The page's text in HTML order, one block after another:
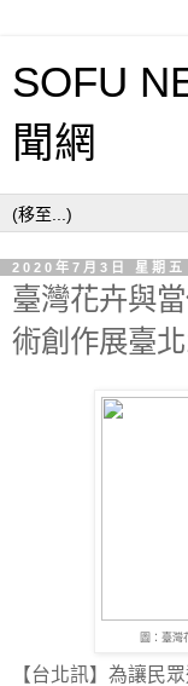
SOFU
聞網
2020年7月3日 星期五
臺灣花卉與
術創作展臺
圖：臺灣
【台北訊】為讓民